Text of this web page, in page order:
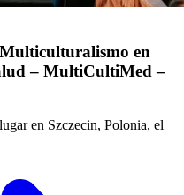
en
– MultiCultiMed –
en Szczecin, Polonia, el